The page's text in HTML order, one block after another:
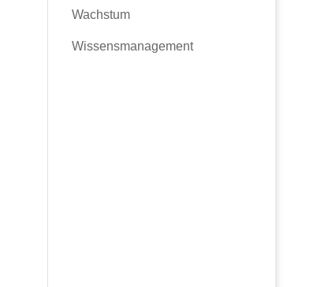
Wachstum
Wissensmanagement